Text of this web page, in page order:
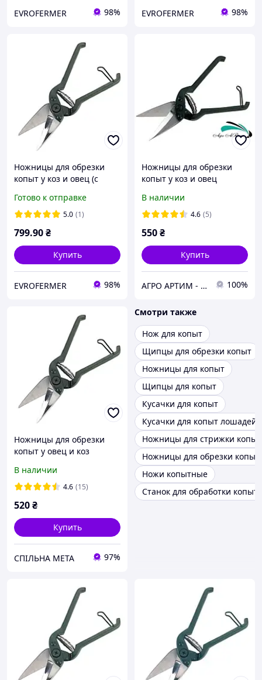
EVROFERMER 98% EVROFERMER 98%
Ножницы для обрезки
копыт у коз и овец (с
Готово к отправке
5.0 (1)
799.90₴
Купить
EVROFERMER 98%
Ножницы для обрезки
копыт у коз и овец
В наличии
4.6 (5)
550₴
Купить
АГРО АРТИМ - Ветеринарное оборудование и препараты для животноводства и птицеводства 100%
Ножницы для обрезки
копыт у овец и коз
В наличии
4.6 (15)
520₴
Купить
СПІЛЬНА МЕТА 97%
Смотри также
Нож для копыт
Щипцы для обрезки копыт
Ножницы для копыт
Щипцы для копыт
Кусачки для копыт
Кусачки для копыт лошадей
Ножницы для стрижки
Ножницы для обрезки
Ножи копытные
Станок для обработки копыт